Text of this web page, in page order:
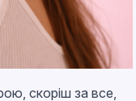
скоріш за все,